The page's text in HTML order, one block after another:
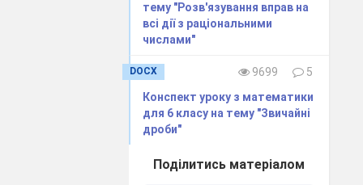
тему "Розв'язування вправ на
всі дії з раціональними
числами"
DOCX 9699
5
Конспект уроку з математики
для 6 класу на тему "Звичайні
дроби"
Поділитись матеріалом